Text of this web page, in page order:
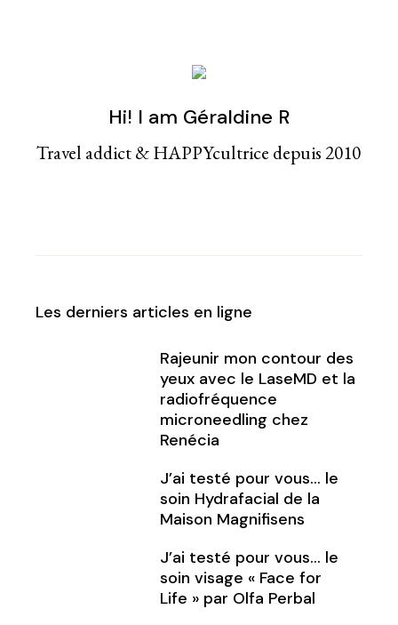
Hi! I am Géraldine R
Travel addict & HAPPYcultrice depuis 2010
Les derniers articles en ligne
Rajeunir mon contour des
yeux avec le LaseMD et la
radiofréquence
microneedling chez
Renécia
J’ai testé pour vous… le
soin Hydrafacial de la
Maison Magnifisens
J’ai testé pour vous… le
soin visage « Face for
Life » par Olfa Perbal